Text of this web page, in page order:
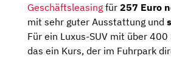
Geschäftsleasing für 257 Euro
mit sehr guter Ausstattung und
Für ein Luxus-SUV mit über 400
das ein Kurs, der im Fuhrpark